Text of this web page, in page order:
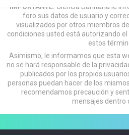
IMPORTANTE: Ciencia Sanitaria le
foro sus datos de usuario y
visualizados por otros miembros
condiciones usted está autorizando
estos
Asimismo, le informamos que esta
no se hará responsable de la
publicados por los propios
personas puedan hacer de los
recomendamos precaución y
mensajes dentro